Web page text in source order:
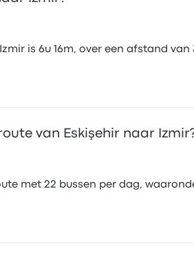
is 6u 16m, over een afstand
van Eskişehir naar
met 22 bussen per dag,